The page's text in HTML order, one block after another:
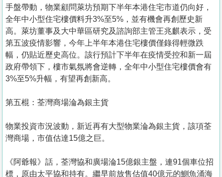
手盤帶動，物業顧問萊坊預期下半年本港住宅市道仍向好，
全年中小型住宅樓價料升3%至5%，並有機會再創歷史新
高。萊坊董事及大中華區研究及諮詢部主管王兆麒表示，受
第五波疫情影響，今年上半年本港住宅樓價僅錄得輕微跌
幅，仍貼近歷史高位。該行預計下半年在疫情受控和新一屆
政府帶領下，樓市氣氛將會逆轉，全年中小型住宅樓價會有
3%至5%升幅，有望再創新高。
第五棍：荃灣商場淪為銀主貨
物業投資市況波動，新近再有大型物業淪為銀主貨，該項荃
灣商場，市值估達15億之巨。
《阿爺報》話，荃灣協和廣場淪15億銀主盤，連91個車位招
標，原由太平協和持有。繼早前放售估值40億元的鰂魚涌海